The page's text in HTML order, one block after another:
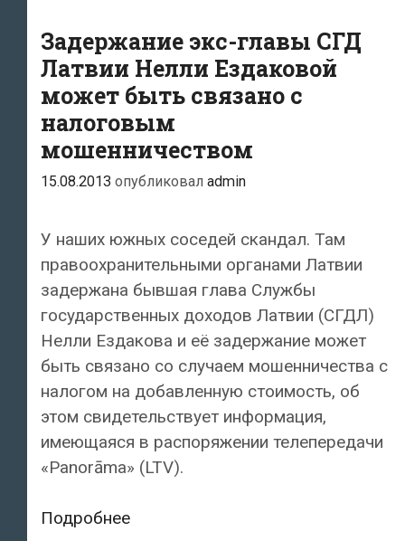
(KNAB)
началл
процесс
о
взятках
в
СГД,
котором
фигурирует
бывшая
глава
ведомства
Ездакова
Задержание экс-главы СГД
Латвии Нелли Ездаковой
может быть связано с
налоговым
мошенничеством
15.08.2013 опубликовал admin
У наших южных соседей скандал. Там
правоохранительными органами Латвии
задержана бывшая глава Службы
государственных доходов Латвии (СГДЛ)
Нелли Ездакова и её задержание может
быть связано со случаем мошенничества с
налогом на добавленную стоимость, об
этом свидетельствует информация,
имеющаяся в распоряжении телепередачи
«Panorāma» (LTV).
ПодробнееЗадержание